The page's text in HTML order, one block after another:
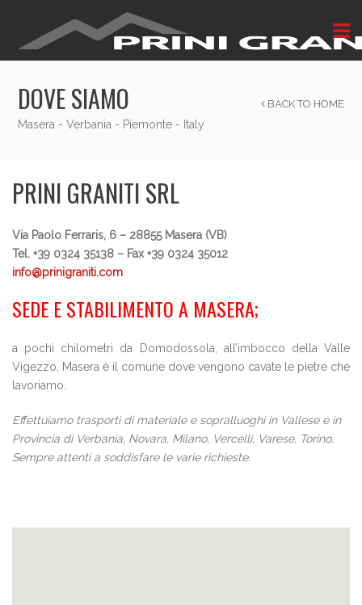
DOVE SIAMO
Masera - Verbania - Piemonte - Italy
BACK TO HOME
PRINI GRANITI SRL
Via Paolo Ferraris, 6 – 28855 Masera (VB)
Tel. +39 0324 35138 – Fax +39 0324 35012
info@prinigraniti.com
SEDE E STABILIMENTO A MASERA;
a pochi chilometri da Domodossola, all’imbocco della Valle
Vigezzo, Masera è il comune dove vengono cavate le pietre che
lavoriamo.
Effettuiamo trasporti di materiale e sopralluoghi in Vallese e in
Provincia di Verbania, Novara, Milano, Vercelli, Varese, Torino.
Sempre attenti a soddisfare le varie richieste.